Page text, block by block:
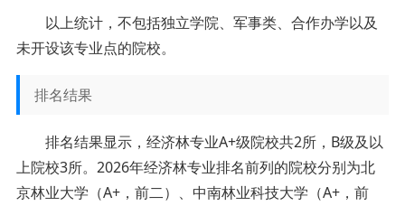
以上统计，不包括独立学院、军事类、合作办学以及
未开设该专业点的院校。
排名结果
排名结果显示，经济林专业A+级院校共2所，B级及以
上院校3所。2026年经济林专业排名前列的院校分别为北
京林业大学（A+，前二）、中南林业科技大学（A+，前